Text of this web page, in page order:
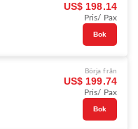
US$ 198.14
Pris/ Pax
Bok
Börja från
US$ 199.74
Pris/ Pax
Bok